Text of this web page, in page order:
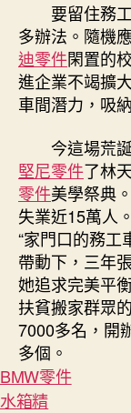
要留住務
多辦法。隨機
迪零件閑置的
進企業不竭擴
車間潛力，吸
今這場荒
堅尼零件了林
零件美學祭典
失業近15萬人
“家門口的務工
帶動下，三年
她追求完美平
扶貧搬家群眾
7000多名，開
多個。
BMW零件
水箱精